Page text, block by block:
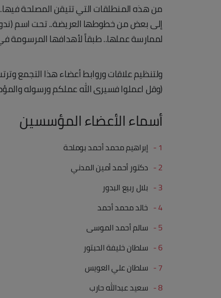
من هذه المنطلقات التي تتيقن المصلحة فيها..
إلى بعض من خطوطها العريضة.. تحت اسم
لممارسة عملها.. طبقاً لأهدافها المرسومة في المادة (3) وعبر وسائل مشروعة ومشجعة منصوص
ولتنظيم علاقات وروابط أعضاء هذا التجمع
(وقل اعملوا فسيرى الله عملكم ورسوله
أسماء الأعضاء المؤسسين
1 -
إبراهيم محمد أحمد بوملحة
2 -
دكتور أحمد أمين المدني
3 -
بلال ربيع البدور
4 -
خالد محمد أحمد
5 -
سالم أحمد الموسى
6 -
سلطان خليفة الحبتور
7 -
سلطان علي العويس
8 -
سعيد عبدالله حارب